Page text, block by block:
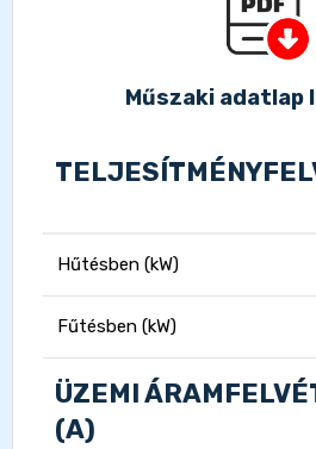
Műszaki adatlap
Hűtésben (kW)
Fűtésben (kW)
ÜZEMI
(A)